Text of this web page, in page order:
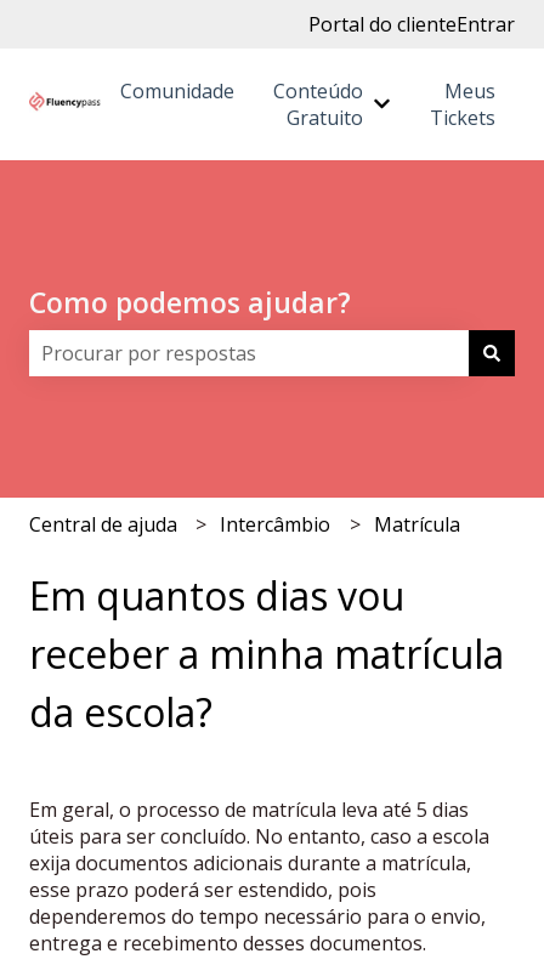
Portal do clienteEntrar
Comunidade
Conteúdo
Gratuito
Mostrar
Meus
Tickets
Como podemos ajudar?
Central de ajuda Intercâmbio Matrícula
Em quantos dias vou
receber a minha matrícula
da escola?
Em geral, o processo de matrícula leva até 5 dias
úteis para ser concluído. No entanto, caso a escola
exija documentos adicionais durante a matrícula,
esse prazo poderá ser estendido, pois
dependeremos do tempo necessário para o envio,
entrega e recebimento desses documentos.